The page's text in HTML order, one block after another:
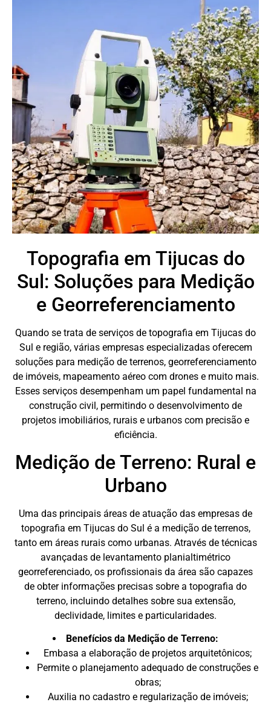
Topografia em Tijucas do
Sul: Soluções para Medição
e Georreferenciamento
Quando se trata de serviços de topografia em Tijucas do
Sul e região, várias empresas especializadas oferecem
soluções para medição de terrenos, georreferenciamento
de imóveis, mapeamento aéreo com drones e muito mais.
Esses serviços desempenham um papel fundamental na
construção civil, permitindo o desenvolvimento de
projetos imobiliários, rurais e urbanos com precisão e
eficiência.
Medição de Terreno: Rural e
Urbano
Uma das principais áreas de atuação das empresas de
topografia em Tijucas do Sul é a medição de terrenos,
tanto em áreas rurais como urbanas. Através de técnicas
avançadas de levantamento planialtimétrico
georreferenciado, os profissionais da área são capazes
de obter informações precisas sobre a topografia do
terreno, incluindo detalhes sobre sua extensão,
declividade, limites e particularidades.
Benefícios da Medição de Terreno:
Embasa a elaboração de projetos arquitetônicos;
Permite o planejamento adequado de construções e
obras;
Auxilia no cadastro e regularização de imóveis;